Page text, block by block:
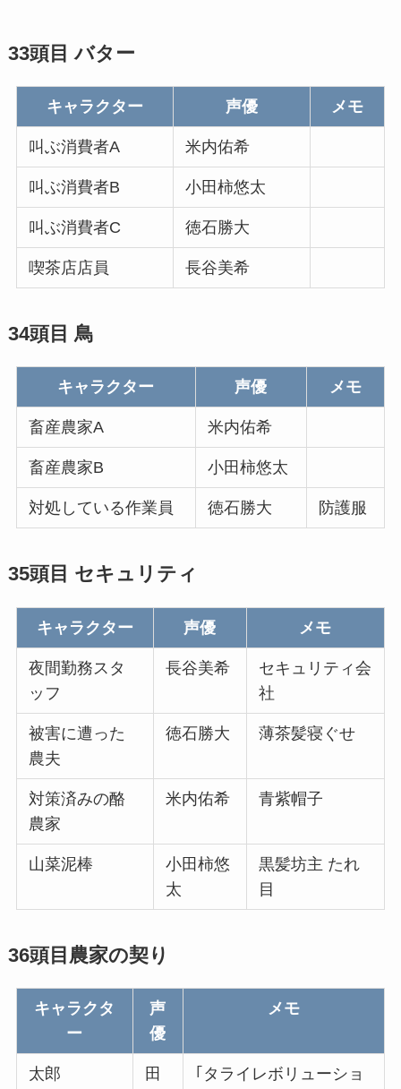
33頭目 バター
キャラクター 声優 メモ
叫ぶ消費者A 米内佑希
叫ぶ消費者B 小田柿悠太
叫ぶ消費者C 徳石勝大
喫茶店店員 長谷美希
34頭目 鳥
キャラクター 声優 メモ
畜産農家A 米内佑希
畜産農家B 小田柿悠太
対処している作業員 徳石勝大 防護服
35頭目 セキュリティ
キャラクター 声優 メモ
夜間勤務スタ
ッフ
長谷美希
セキュリティ会
社
被害に遭った
農夫
徳石勝大 薄茶髪寝ぐせ
対策済みの酪
農家
米内佑希 青紫帽子
山菜泥棒
小田柿悠
太
黒髪坊主 たれ
目
36頭目農家の契り
キャラクタ
ー
声
優
メモ
太郎
田
｢タライレボリューショ